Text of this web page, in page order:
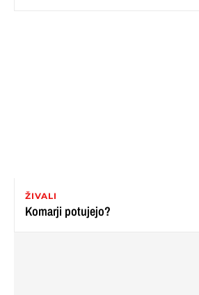
ŽIVALI
Komarji potujejo?